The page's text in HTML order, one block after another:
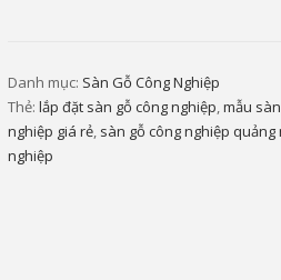
Danh mục: Sàn Gỗ Công Nghiệp
Thẻ:lắp đặt sàn gỗ công nghiệp,mẫu
nghiệp giá rẻ, sàn gỗ công nghiệp quảng
nghiệp